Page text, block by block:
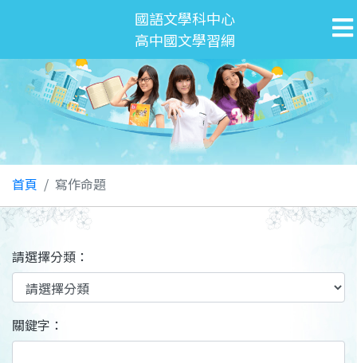
國語文學科中心
高中國文學習網
首頁 寫作命題
請選擇分類：
關鍵字：